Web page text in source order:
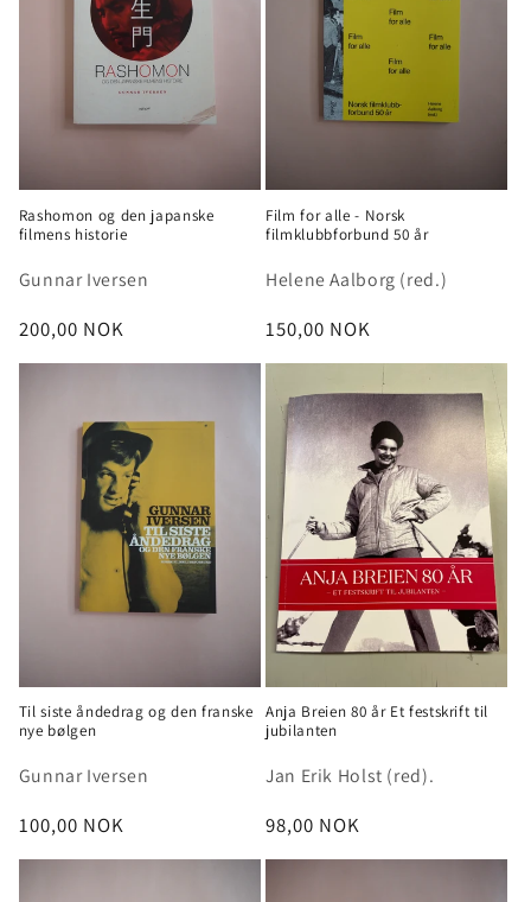
Rashomon og den japanske
filmens historie
Gunnar Iversen
Vanlig
pris
200,00 NOK
Film for alle - Norsk
filmklubbforbund 50 år
Helene Aalborg (red.)
Vanlig
pris
150,00 NOK
Til siste åndedrag og den franske
nye bølgen
Gunnar Iversen
Vanlig
pris
100,00 NOK
Anja Breien 80 år Et festskrift til
jubilanten
Jan Erik Holst (red).
Vanlig
pris
98,00 NOK